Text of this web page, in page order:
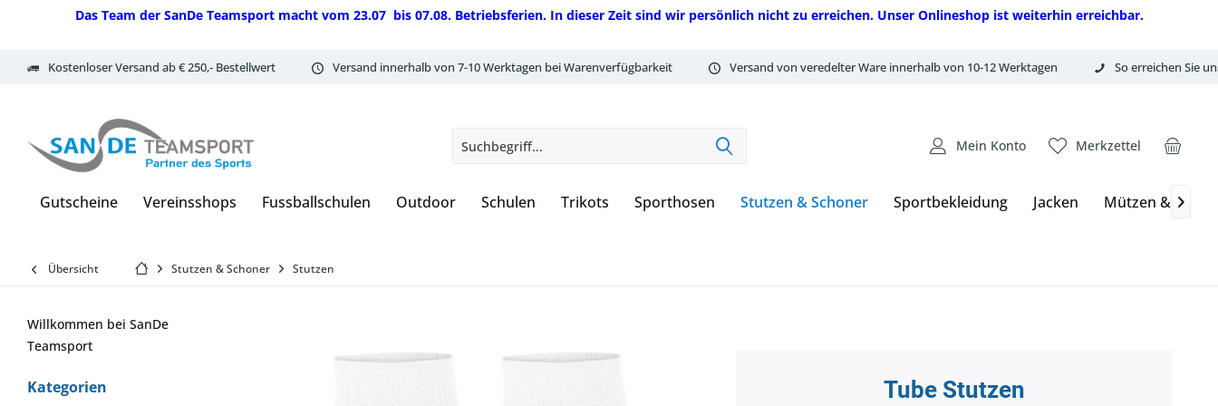
Das Team der SanDe Teamsport macht vom 23.07 bis 07.08. Betriebsferien. In dieser Zeit sind wir persönlich nicht zu erreichen. Unser Onlineshop ist weiterhin erreichbar.
Kostenloser Versand ab € 250,- Bestellwert Versand innerhalb von 7-10 Werktagen bei Warenverfügbarkeit Versand von veredelter Ware innerhalb von 10-12 Werktagen So erreichen Sie
Merkzettel
Mein Konto
Gutscheine Vereinsshops Fussballschulen Outdoor Schulen Trikots Sporthosen Stutzen & Schoner Sportbekleidung Jacken Mützen & 
Übersicht Stutzen & Schoner Stutzen
Willkommen bei SanDe
Teamsport
Kategorien Tube Stutzen